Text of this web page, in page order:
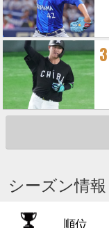
3
シーズン情報
順位